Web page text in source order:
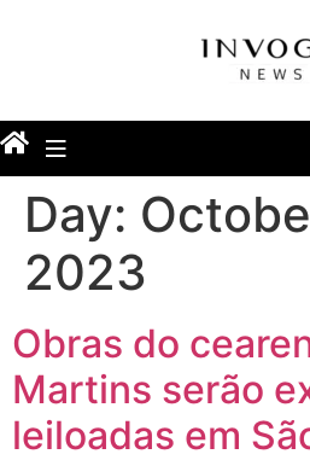
Day:
2023
Obras do
Martins serão
leiloadas em